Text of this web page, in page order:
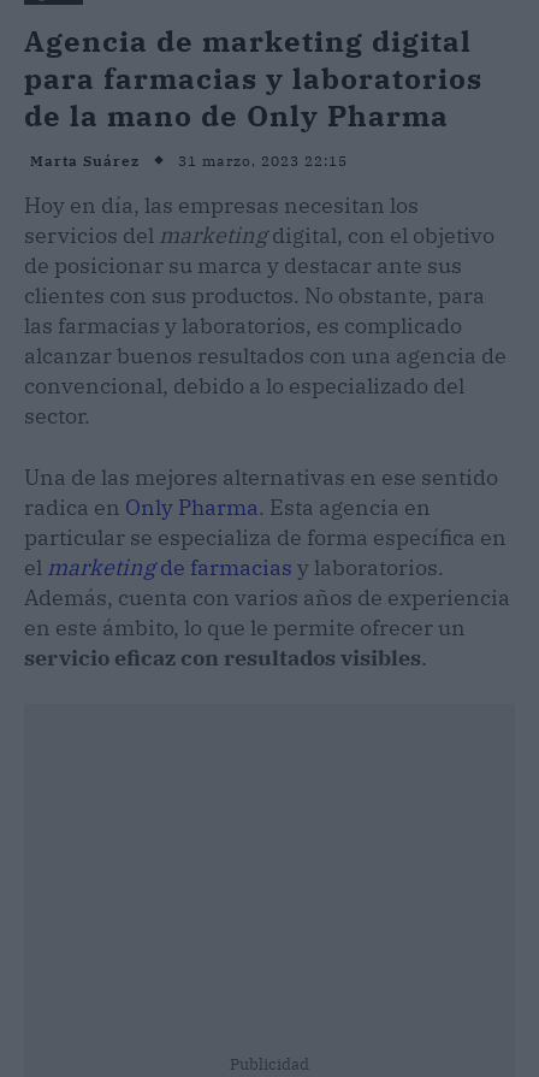
Agencia de marketing digital
para farmacias y laboratorios
de la mano de Only Pharma
Marta Suárez 31 marzo, 2023 22:15
Hoy en día, las empresas necesitan los
servicios del marketingdigital, con el objetivo
de posicionar su marca y destacar ante sus
clientes con sus productos. No obstante, para
las farmacias y laboratorios, es complicado
alcanzar buenos resultados con una agencia de
convencional, debido a lo especializado del
sector.
Una de las mejores alternativas en ese sentido
radica en Only Pharma. Esta agencia en
particular se especializa de forma específica en
el marketingde farmacias y laboratorios.
Además, cuenta con varios años de experiencia
en este ámbito, lo que le permite ofrecer un
servicio eficaz con resultados visibles.
Publicidad